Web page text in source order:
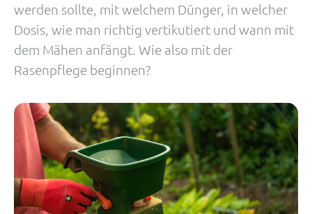
werden sollte, mit welchem Dünger, in welcher
Dosis, wie man richtig vertikutiert und wann mit
dem Mähen anfängt. Wie also mit der
Rasenpflege beginnen?